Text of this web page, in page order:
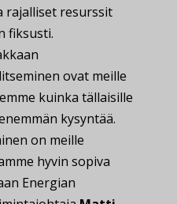
rajalliset resurssit
fiksusti.
ovat meille
kuinka tällaisille
kysyntää.
on meille
hyvin sopiva
Energian